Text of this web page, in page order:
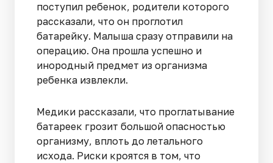
поступил ребенок, родители которого
рассказали, что он проглотил
батарейку. Малыша сразу отправили на
операцию. Она прошла успешно и
инородный предмет из организма
ребенка извлекли.
Медики рассказали, что проглатывание
батареек грозит большой опасностью
организму, вплоть до летального
исхода. Риски кроятся в том, что